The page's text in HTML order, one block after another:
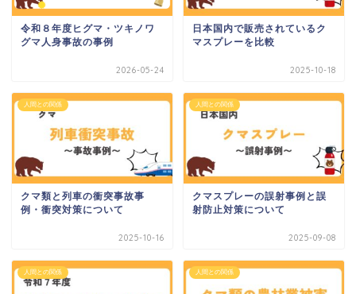
令和８年度ヒグマ・ツキノワ
グマ人身事故の事例
2026-05-24
日本国内で販売されているク
マスプレーを比較
2025-10-18
人間との関係
クマ類と列車の衝突事故事
例・衝突対策について
2025-10-16
人間との関係
クマスプレーの誤射事例と誤
射防止対策について
2025-09-08
人間との関係 人間との関係